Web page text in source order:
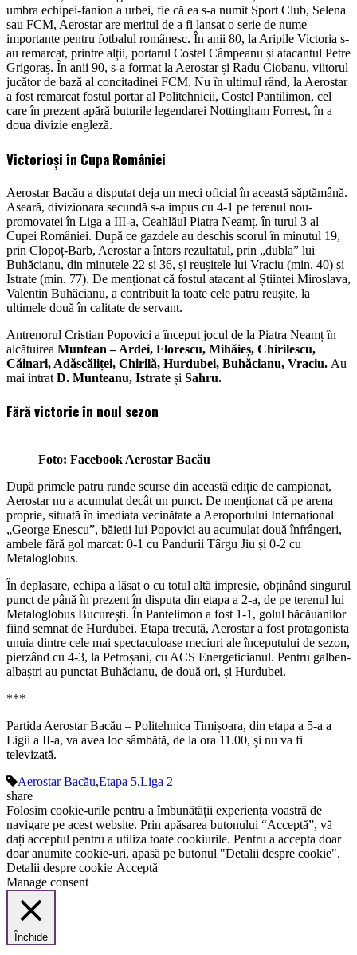
umbra echipei-fanion a urbei, fie că ea s-a numit Sport Club, Selena
sau FCM, Aerostar are meritul de a fi lansat o serie de nume
importante pentru fotbalul românesc. În anii 80, la Aripile Victoria s-
au remarcat, printre alții, portarul Costel Câmpeanu și atacantul Petre
Grigoraș. În anii 90, s-a format la Aerostar și Radu Ciobanu, viitorul
jucător de bază al concitadinei FCM. Nu în ultimul rând, la Aerostar
a fost remarcat fostul portar al Politehnicii, Costel Pantilimon, cel
care în prezent apără buturile legendarei Nottingham Forrest, în a
doua divizie engleză.
Victorioși în Cupa României
Aerostar Bacău a disputat deja un meci oficial în această săptămână.
Aseară, divizionara secundă s-a impus cu 4-1 pe terenul nou-
promovatei în Liga a III-a, Ceahlăul Piatra Neamț, în turul 3 al
Cupei României. După ce gazdele au deschis scorul în minutul 19,
prin Clopoț-Barb, Aerostar a întors rezultatul, prin „dubla” lui
Buhăcianu, din minutele 22 și 36, și reușitele lui Vraciu (min. 40) și
Istrate (min. 77). De menționat că fostul atacant al Științei Miroslava,
Valentin Buhăcianu, a contribuit la toate cele patru reușite, la
ultimele două în calitate de servant.
Antrenorul Cristian Popovici a început jocul de la Piatra Neamț în
alcătuirea Muntean – Ardei, Florescu, Mihăieș, Chirilescu,
Căinari, Adăscăliței, Chirilă, Hurdubei, Buhăcianu, Vraciu. Au
mai intrat D. Munteanu, Istrate și Sahru.
Fără victorie în noul sezon
Foto: Facebook Aerostar Bacău
După primele patru runde scurse din această ediție de campionat,
Aerostar nu a acumulat decât un punct. De menționat că pe arena
proprie, situată în imediata vecinătate a Aeroportului Internațional
„George Enescu”, băieții lui Popovici au acumulat două înfrângeri,
ambele fără gol marcat: 0-1 cu Pandurii Târgu Jiu și 0-2 cu
Metaloglobus.
În deplasare, echipa a lăsat o cu totul altă impresie, obținând singurul
punct de până în prezent în disputa din etapa a 2-a, de pe terenul lui
Metaloglobus București. În Pantelimon a fost 1-1, golul băcăuanilor
fiind semnat de Hurdubei. Etapa trecută, Aerostar a fost protagonista
unuia dintre cele mai spectaculoase meciuri ale începutului de sezon,
pierzând cu 4-3, la Petroșani, cu ACS Energeticianul. Pentru galben-
albaștri au punctat Buhăcianu, de două ori, și Hurdubei.
***
Partida Aerostar Bacău – Politehnica Timișoara, din etapa a 5-a a
Ligii a II-a, va avea loc sâmbătă, de la ora 11.00, și nu va fi
televizată.
Aerostar Bacău,Etapa 5,Liga 2
share
Folosim cookie-urile pentru a îmbunătății experiența voastră de
navigare pe acest website. Prin apăsarea butonului “Acceptă”, vă
dați acceptul pentru a utiliza toate cookiurile. Pentru a accepta doar
doar anumite cookie-uri, apasă pe butonul "Detalii despre cookie".
Detalii despre cookie Acceptă
Manage consent
Închide